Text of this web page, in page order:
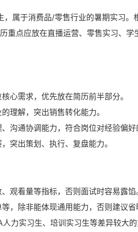
属于消费品/零售行业的暑期实习
重点应放在直播运营、零售实习、
心需求，优先放在简历前半部分。
理解，突出销售转化能力。
沟通协调能力，符合岗位对经验偏好
突出策划、执行、复盘能力。
观看量等指标，否则面试时容易露馅
，除非能体现通用能力，否则建议省
力实习生、培训实习生等差异较大